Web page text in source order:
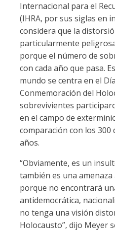
Internacional para el
(IHRA, por sus siglas en
considera que la
particularmente
porque el número de
con cada año que pasa.
mundo se centra en el
Conmemoración del
sobrevivientes
en el campo de
comparación con los 300
años.
“Obviamente, es un
también es una
porque no encontrará
antidemocrática,
no tenga una visión
Holocausto”, dijo Meyer